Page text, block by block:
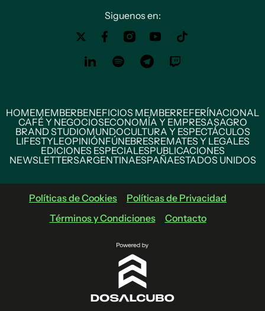
Siguenos en:
HOMEMEMBERBENEFICIOS MEMBERREFERÍNACIONAL
CAFÉ Y NEGOCIOSECONOMÍA Y EMPRESASAGRO
BRAND STUDIOMUNDOCULTURA Y ESPECTÁCULOS
LIFESTYLEOPINIÓNFÚNEBRESREMATES Y LEGALES
EDICIONES ESPECIALESPUBLICACIONES
NEWSLETTERSARGENTINAESPAÑAESTADOS UNIDOS
Políticas de Cookies
Políticas de Privacidad
Términos y Condiciones
Contacto